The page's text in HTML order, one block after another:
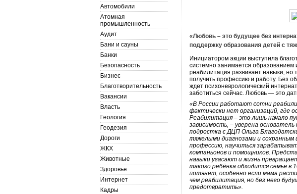
«Любовь – это будущее без
поддержку образования детей с
Инициатором акции выступила
системно занимается образованием
реабилитация развивает навыки, но
получить профессию и работу. Без
ждет психоневрологический
заботиться сейчас. Любовь — это
«В России работают сотни
фактически нет организаций, где
Реабилитация – это лишь начало
зависимость, – уверена
подростка с ДЦП Ольга
тяжелыми диагнозами и сохранным
профессию, научиться
компаньонов и помощников.
навыки угасают и жизнь
такого ребёнка обходится семье в
потянет, особенно если мама
чем реабилитация, но без него
предотвратить».
Автомобили
Атомная
промышленность
Аудит
Бани и сауны
Банки
Безопасность
Бизнес
Благотворительность
Вакансии
Власть
Геология
Геодезия
Дороги
ЖКХ
Животные
Здоровье
Интернет
Кадры